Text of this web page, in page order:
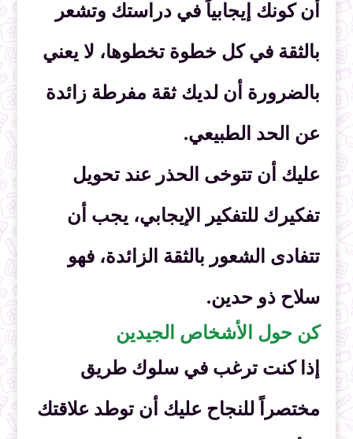
أن كونك إيجابياً في دراستك وتشعر
بالثقة في كل خطوة تخطوها، لا يعني
بالضرورة أن لديك ثقة مفرطة زائدة
عن الحد الطبيعي.
عليك أن تتوخى الحذر عند تحويل
تفكيرك للتفكير الإيجابي، يجب أن
تتفادى الشعور بالثقة الزائدة، فهو
سلاح ذو حدين.
كن حول الأشخاص الجيدين
إذا كنت ترغب في سلوك طريق
مختصراً للنجاح عليك أن توطد علاقتك